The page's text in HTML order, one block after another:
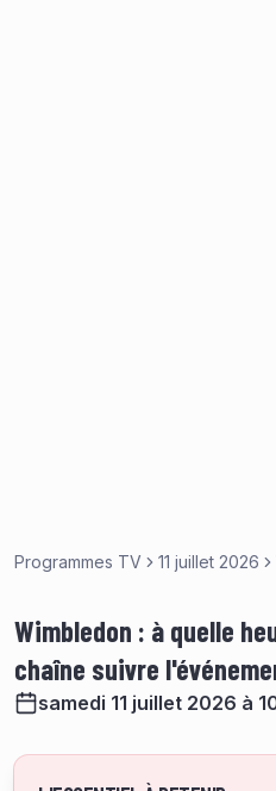
Programmes TV 11 juillet 2026
Wimbledon : à quelle
chaîne suivre
samedi 11 juillet 2026 à